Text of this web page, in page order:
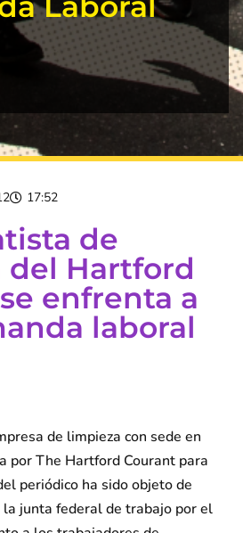
17:52
de
del Hartford
enfrenta a
laboral
de limpieza con sede en
por The Hartford Courant para
periódico ha sido objeto de
junta federal de trabajo por el